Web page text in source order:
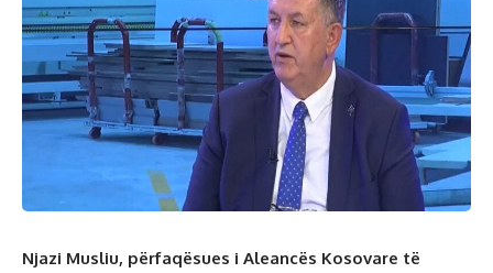
Njazi Musliu, përfaqësues i Aleancës Kosovare të